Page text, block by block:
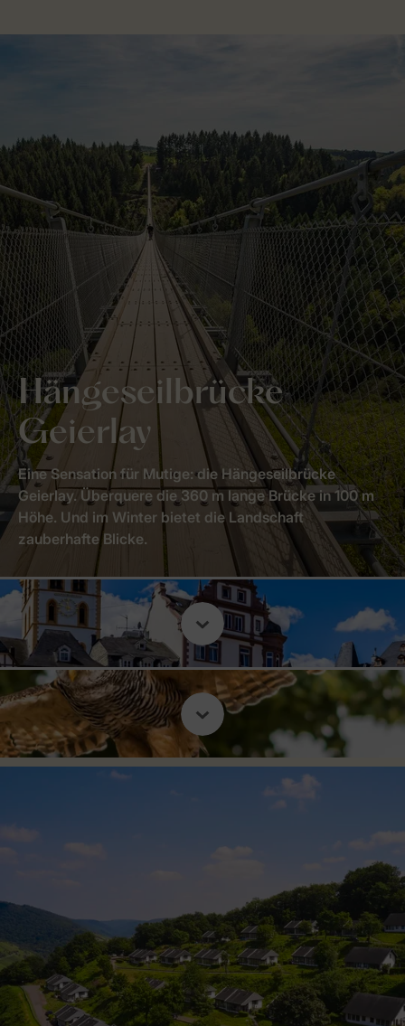
Hängeseilbrücke
Geierlay
Eine Sensation für Mutige: die Hängeseilbrücke
Geierlay. Überquere die 360 m lange Brücke in 100 m
Höhe. Und im Winter bietet die Landschaft
zauberhafte Blicke.